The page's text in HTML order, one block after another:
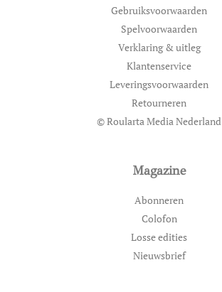
Gebruiksvoorwaarden
Spelvoorwaarden
Verklaring & uitleg
Klantenservice
Leveringsvoorwaarden
Retourneren
© Roularta Media Nederland
Magazine
Abonneren
Colofon
Losse edities
Nieuwsbrief